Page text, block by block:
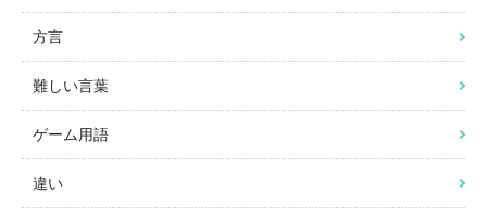
方言
難しい言葉
ゲーム用語
違い